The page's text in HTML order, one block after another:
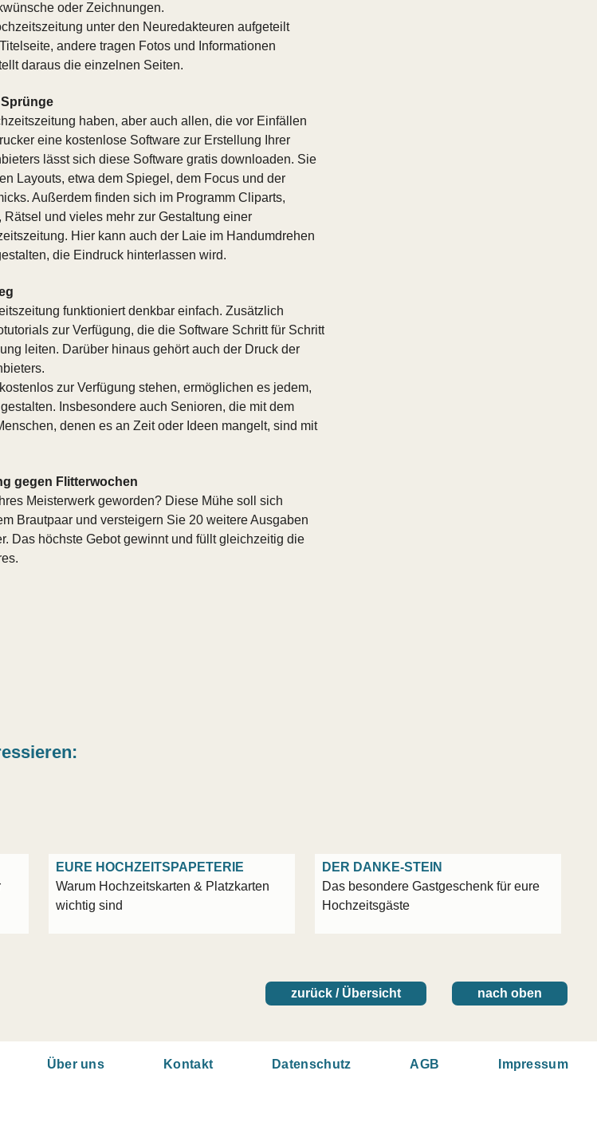
oder Zeichnungen.
unter den Neuredakteuren aufgeteilt
andere tragen Fotos und Informationen
daraus die einzelnen Seiten.
haben, aber auch allen, die vor Einfällen
eine kostenlose Software zur Erstellung Ihrer
lässt sich diese Software gratis downloaden. Sie
Layouts, etwa dem Spiegel, dem Focus und der
Außerdem finden sich im Programm Cliparts,
und vieles mehr zur Gestaltung einer
Hier kann auch der Laie im Handumdrehen
die Eindruck hinterlassen wird.
funktioniert denkbar einfach. Zusätzlich
zur Verfügung, die die Software Schritt für Schritt
leiten. Darüber hinaus gehört auch der Druck der
zur Verfügung stehen, ermöglichen es jedem,
Insbesondere auch Senioren, die mit dem
denen es an Zeit oder Ideen mangelt, sind mit
gegen Flitterwochen
Meisterwerk geworden? Diese Mühe soll sich
Brautpaar und versteigern Sie 20 weitere Ausgaben
Das höchste Gebot gewinnt und füllt gleichzeitig die
EURE HOCHZEITSPAPETERIE
Warum Hochzeitskarten & Platzkarten
wichtig sind
DER DANKE-STEIN
Das besondere Gastgeschenk für eure
Hochzeitsgäste
nach oben
zurück / Übersicht
Über uns Kontakt Datenschutz AGB Impressum